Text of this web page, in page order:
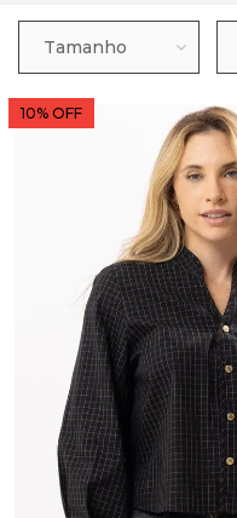
Tamanho
10% OFF